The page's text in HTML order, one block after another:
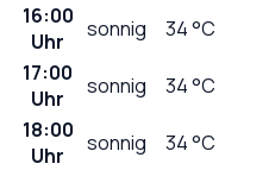
16:00
Uhr
sonnig 34°C
17:00
Uhr
sonnig 34°C
18:00
Uhr
sonnig 34°C